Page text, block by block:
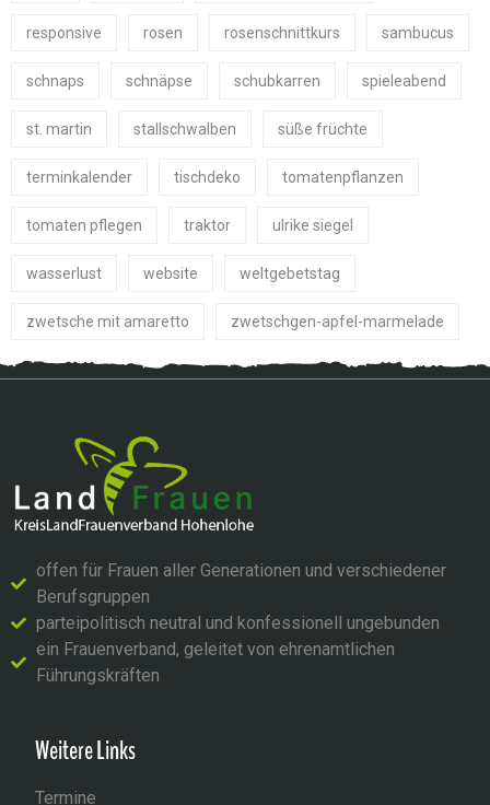
responsive rosen rosenschnittkurs sambucus
schnaps schnäpse schubkarren spieleabend
st. martin stallschwalben süße früchte
terminkalender tischdeko tomatenpflanzen
tomaten pflegen traktor ulrike siegel
wasserlust website weltgebetstag
zwetsche mit amaretto zwetschgen-apfel-marmelade
offen für Frauen aller Generationen und verschiedener
Berufsgruppen
parteipolitisch neutral und konfessionell ungebunden
ein Frauenverband, geleitet von ehrenamtlichen
Führungskräften
Weitere Links
Termine